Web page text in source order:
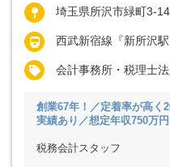
埼玉県所沢市緑町3-
西武新宿線『新所沢駅
会計事務所・税理士法
創業67年！／定着率が高く
実績あり／想定年収750万
税務会計スタッフ